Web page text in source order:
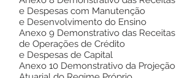
e Despesas com Manutenção
e Desenvolvimento do Ensino
Anexo 9 Demonstrativo das Receitas
de Operações de Crédito
e Despesas de Capital
Anexo 10 Demonstrativo da Projeção